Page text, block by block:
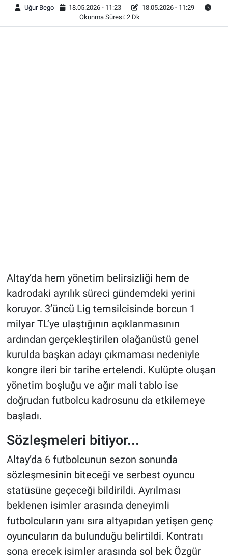
Uğur Bego 18.05.2026 - 11:23
18.05.2026 - 11:29
Okunma Süresi: 2 Dk
Altay’da hem yönetim belirsizliği hem de
kadrodaki ayrılık süreci gündemdeki yerini
koruyor. 3’üncü Lig temsilcisinde borcun 1
milyar TL’ye ulaştığının açıklanmasının
ardından gerçekleştirilen olağanüstü genel
kurulda başkan adayı çıkmaması nedeniyle
kongre ileri bir tarihe ertelendi. Kulüpte oluşan
yönetim boşluğu ve ağır mali tablo ise
doğrudan futbolcu kadrosunu da etkilemeye
başladı.
Sözleşmeleri bitiyor...
Altay’da 6 futbolcunun sezon sonunda
sözleşmesinin biteceği ve serbest oyuncu
statüsüne geçeceği bildirildi. Ayrılması
beklenen isimler arasında deneyimli
futbolcuların yanı sıra altyapıdan yetişen genç
oyuncuların da bulunduğu belirtildi. Kontratı
sona erecek isimler arasında sol bek Özgür